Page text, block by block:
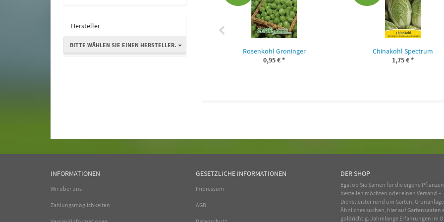
Rosenkohl Groninger
0,95 €*
Chinakohl Spectrum
1,75 €*
Hersteller
BITTE WÄHLEN SIE EINEN HERSTELLER.
INFORMATIONEN
Wir über uns
Zahlungsmöglichkeiten
GESETZLICHE INFORMATIONEN
Impressum
AGB
DER SHOP
Egal ob Sie Samen für die eigene
bestellen möchten oder einen Versand -
Dienstleister rund um Garten,
Ähnliches suchen, hier auf Gartensaaten
goldrichtig. Jahrelange Erfahrungen im